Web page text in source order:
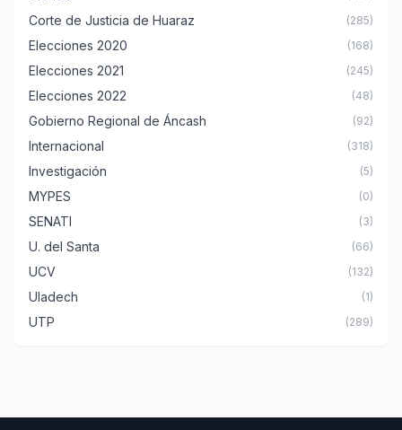
Corte de Justicia de Huaraz (285)
Elecciones 2020 (168)
Elecciones 2021 (245)
Elecciones 2022 (48)
Gobierno Regional de Áncash (92)
Internacional (318)
Investigación (5)
MYPES (0)
SENATI (3)
U. del Santa (66)
UCV (132)
Uladech (1)
UTP (289)